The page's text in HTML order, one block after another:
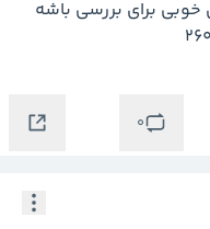
0